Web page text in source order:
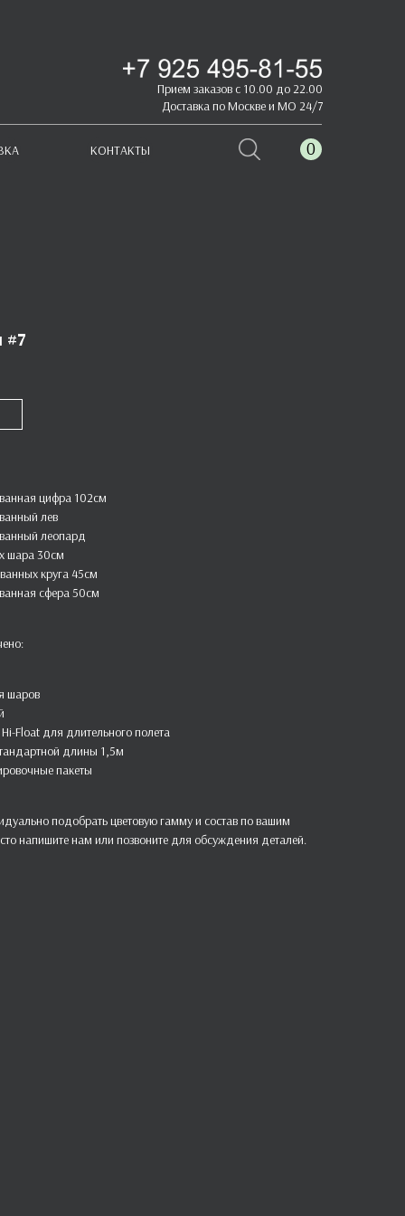
КОНТАКТЫ 0
Доставка по Москве и МО 24/7
Прием заказов с 10.00 до 22.00
#7
цифра 102см
лев
леопард
шара 30см
круга 45см
сфера 50см
шаров
Float для длительного полета
длины 1,5м
пакеты
подобрать цветовую гамму и состав по вашим
напишите нам или позвоните для обсуждения деталей.